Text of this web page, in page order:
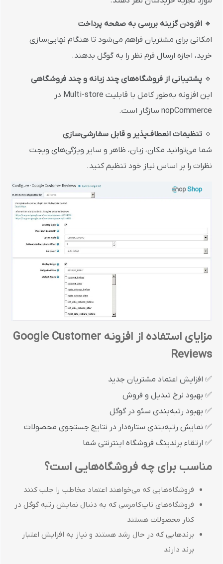
🔹 افزودن گزینه بررسی به صفحه پرداخت
امکانی برای مشتریان فراهم می‌شود تا هنگام نهایی‌سازی
خرید، اجازه ارسال فرم نظر را به گوگل بدهند.
🔹 پشتیبانی از فروشگاه‌های چند زبانه و چند فروشگاهی
این افزونه به‌طور کامل با قابلیت Multi-store در
nopCommerce سازگار است.
🔹 تنظیمات انعطاف‌پذیر و قابل سفارشی‌سازی
شما می‌توانید مکان، زبان، ظاهر و سایر ویژگی‌های ویجت
نظرات را بر اساس نیاز خود تنظیم کنید.
مزایای استفاده از افزونه Google Customer
Reviews
✅ افزایش اعتماد مشتریان جدید
✅ بهبود نرخ تبدیل و فروش
✅ بهبود رتبه‌بندی سئو در گوگل
✅ نمایش رتبه‌بندی ستاره‌دار در نتایج جستجوی محصولات
✅ ارتقاء برندینگ فروشگاه اینترنتی شما
مناسب برای چه فروشگاه‌هایی است؟
فروشگاه‌هایی که می‌خواهند اعتماد مخاطب را جلب کنند
فروشگاه‌های ناپ‌کامرسی که به دنبال نمایش رتبه گوگل در
کنار محصولات هستند
برندهایی که در حال رشد هستند و نیاز به افزایش اعتبار
برند دارند